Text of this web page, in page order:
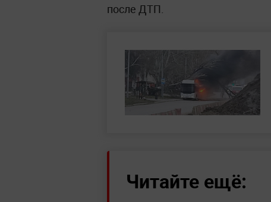
после ДТП.
Читайте ещё: